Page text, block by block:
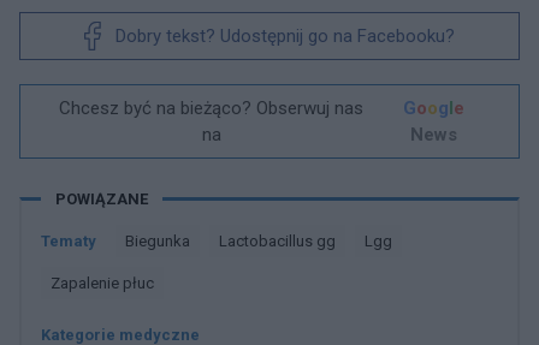
Dobry tekst? Udostępnij go na Facebooku?
Chcesz być na bieżąco? Obserwuj nas
na
Google
News
POWIĄZANE
Tematy Biegunka Lactobacillus gg Lgg
Zapalenie płuc
Kategorie medyczne